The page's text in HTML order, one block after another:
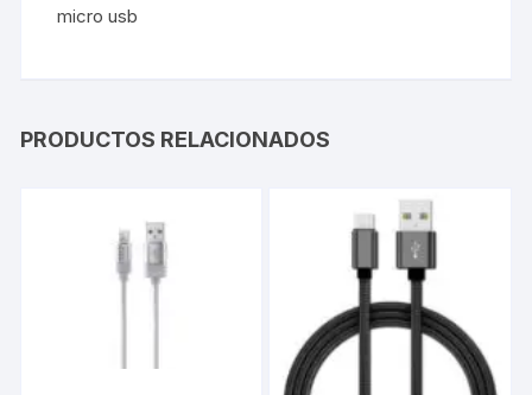
micro usb
PRODUCTOS RELACIONADOS